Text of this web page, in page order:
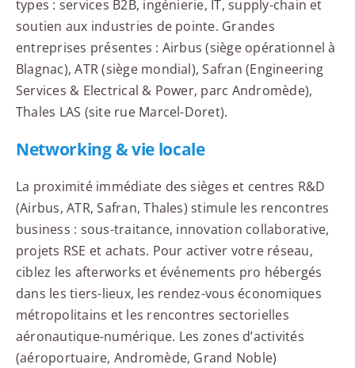
types : services B2B, ingénierie, IT, supply-chain et
soutien aux industries de pointe. Grandes
entreprises présentes : Airbus (siège opérationnel à
Blagnac), ATR (siège mondial), Safran (Engineering
Services & Electrical & Power, parc Andromède),
Thales LAS (site rue Marcel-Doret).
Networking & vie locale
La proximité immédiate des sièges et centres R&D
(Airbus, ATR, Safran, Thales) stimule les rencontres
business : sous-traitance, innovation collaborative,
projets RSE et achats. Pour activer votre réseau,
ciblez les afterworks et événements pro hébergés
dans les tiers-lieux, les rendez-vous économiques
métropolitains et les rencontres sectorielles
aéronautique-numérique. Les zones d’activités
(aéroportuaire, Andromède, Grand Noble)